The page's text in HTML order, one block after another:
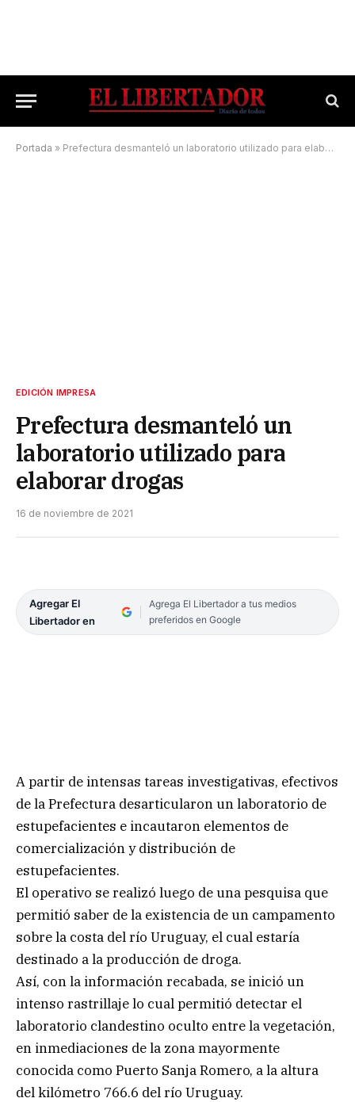
Portada » Prefectura desmanteló un laboratorio utilizado para elaborar drogas
EDICIÓN IMPRESA
Prefectura desmanteló un
laboratorio utilizado para
elaborar drogas
16 de noviembre de 2021
Agregar El
Libertador en
Agrega El Libertador a tus medios
preferidos en Google
A partir de intensas tareas investigativas, efectivos
de la Prefectura desarticularon un laboratorio de
estupefacientes e incautaron elementos de
comercialización y distribución de
estupefacientes.
El operativo se realizó luego de una pesquisa que
permitió saber de la existencia de un campamento
sobre la costa del río Uruguay, el cual estaría
destinado a la producción de droga.
Así, con la información recabada, se inició un
intenso rastrillaje lo cual permitió detectar el
laboratorio clandestino oculto entre la vegetación,
en inmediaciones de la zona mayormente
conocida como Puerto Sanja Romero, a la altura
del kilómetro 766.6 del río Uruguay.